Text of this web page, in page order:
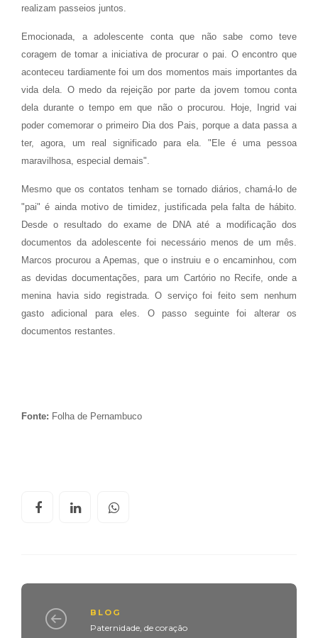
realizam passeios juntos.
Emocionada, a adolescente conta que não sabe como teve
coragem de tomar a iniciativa de procurar o pai. O encontro que
aconteceu tardiamente foi um dos momentos mais importantes da
vida dela. O medo da rejeição por parte da jovem tomou conta
dela durante o tempo em que não o procurou. Hoje, Ingrid vai
poder comemorar o primeiro Dia dos Pais, porque a data passa a
ter, agora, um real significado para ela. "Ele é uma pessoa
maravilhosa, especial demais".
Mesmo que os contatos tenham se tornado diários, chamá-lo de
"pai" é ainda motivo de timidez, justificada pela falta de hábito.
Desde o resultado do exame de DNA até a modificação dos
documentos da adolescente foi necessário menos de um mês.
Marcos procurou a Apemas, que o instruiu e o encaminhou, com
as devidas documentações, para um Cartório no Recife, onde a
menina havia sido registrada. O serviço foi feito sem nenhum
gasto adicional para eles. O passo seguinte foi alterar os
documentos restantes.
Fonte: Folha de Pernambuco
BLOG
Paternidade, de coração